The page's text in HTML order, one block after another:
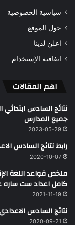
سياسية الخصوصية
حول الموقع
اعلن لدينا
اتفاقية الإستخدام
اهم المقالات
جميع المدارس
2023-05-29
رابط نتائج السادس الاعدادي 2020 الدور
2020-10-07
ملخص قواعد اللغة
كامل اعداد ست ساره
2021-11-19
نتائج السادس الاعدادي الدور الأول 2020
2020-09-21